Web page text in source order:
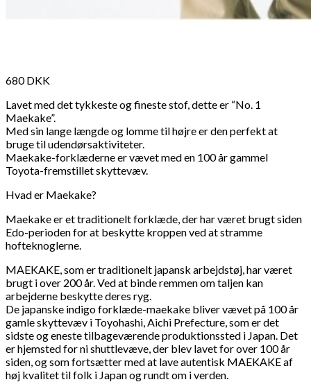
680DKK
Lavet med det tykkeste og fineste stof, dette er “No. 1
Maekake”.
Med sin lange længde og lomme til højre er den perfekt at
bruge til udendørsaktiviteter.
Maekake-forklæderne er vævet med en 100 år gammel
Toyota-fremstillet skyttevæv.
Hvad er Maekake?
Maekake er et traditionelt forklæde, der har været brugt siden
Edo-perioden for at beskytte kroppen ved at stramme
hofteknoglerne.
MAEKAKE, som er traditionelt japansk arbejdstøj, har været
brugt i over 200 år. Ved at binde remmen om taljen kan
arbejderne beskytte deres ryg.
De japanske indigo forklæde-maekake bliver vævet på 100 år
gamle skyttevæv i Toyohashi, Aichi Prefecture, som er det
sidste og eneste tilbageværende produktionssted i Japan. Det
er hjemsted for ni shuttlevæve, der blev lavet for over 100 år
siden, og som fortsætter med at lave autentisk MAEKAKE af
høj kvalitet til folk i Japan og rundt om i verden.